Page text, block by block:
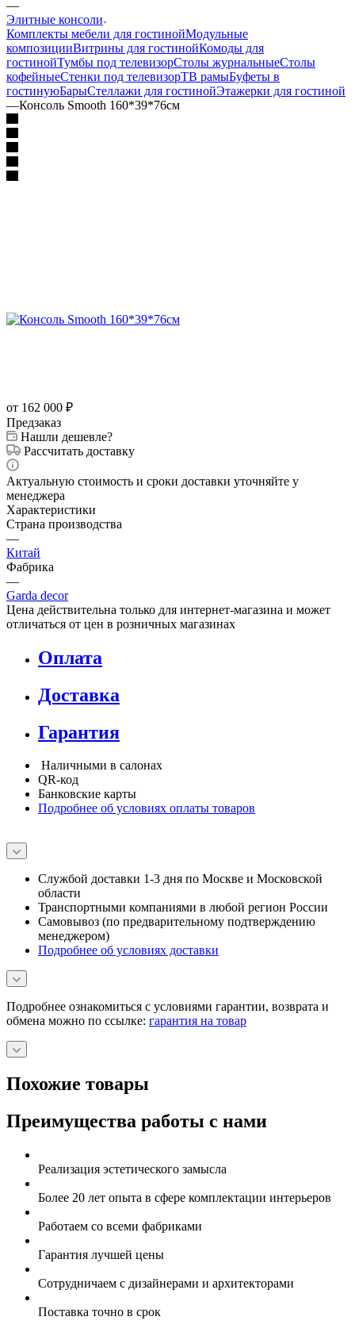
—
Элитные консоли
Комплекты мебели для гостинойМодульные
композицииВитрины для гостинойКомоды для
гостинойТумбы под телевизорСтолы журнальныеСтолы
кофейныеСтенки под телевизорТВ рамыБуфеты в
гостинуюБарыСтеллажи для гостинойЭтажерки для гостиной
—Консоль Smooth 160*39*76см
от 162 000 ₽
Предзаказ
Нашли дешевле?
Рассчитать доставку
Актуальную стоимость и сроки доставки уточняйте у
менеджера
Характеристики
Страна производства
—
Китай
Фабрика
—
Garda decor
Цена действительна только для интернет-магазина и может
отличаться от цен в розничных магазинах
Оплата
Доставка
Гарантия
Наличными в салонах
QR-код
Банковские карты
Подробнее об условиях оплаты товаров
Службой доставки 1-3 дня по Москве и Московской
области
Транспортными компаниями в любой регион России
Самовывоз (по предварительному подтверждению
менеджером)
Подробнее об условиях доставки
Подробнее ознакомиться с условиями гарантии, возврата и
обмена можно по ссылке: гарантия на товар
Похожие товары
Преимущества работы с нами
Реализация эстетического замысла
Более 20 лет опыта в сфере комплектации интерьеров
Работаем со всеми фабриками
Гарантия лучшей цены
Сотрудничаем с дизайнерами и архитекторами
Поставка точно в срок